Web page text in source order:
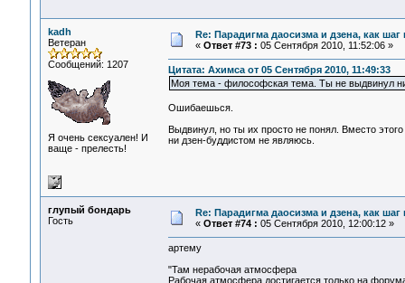
kadh
Ветеран
Сообщений: 1207
Я очень сексуален! И
ваще - прелесть!
Re: Парадигма даосизма и дзена, как
« Ответ #73 : 05 Сентября 2010, 11:52:06 »
Цитата: Ахимса от 05 Сентября 2010, 11:49:33
Моя тема - философская тема. Ты не выдвинул
Ошибаешься.
Выдвинул, но ты их просто не понял. Вместо
ни дзен-буддистом не являюсь.
глупый бондарь
Гость
Re: Парадигма даосизма и дзена, как
« Ответ #74 : 05 Сентября 2010, 12:00:12 »
артему
"Там нерабочая атмосфера
Рабочая атмосфера достигается только на